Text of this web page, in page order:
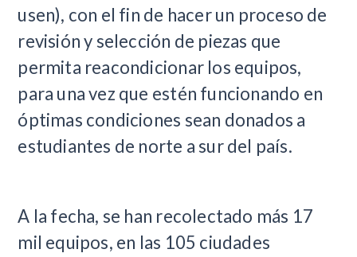
usen), con el fin de hacer un proceso de
revisión y selección de piezas que
permita reacondicionar los equipos,
para una vez que estén funcionando en
óptimas condiciones sean donados a
estudiantes de norte a sur del país.
A la fecha, se han recolectado más 17
mil equipos, en las 105 ciudades